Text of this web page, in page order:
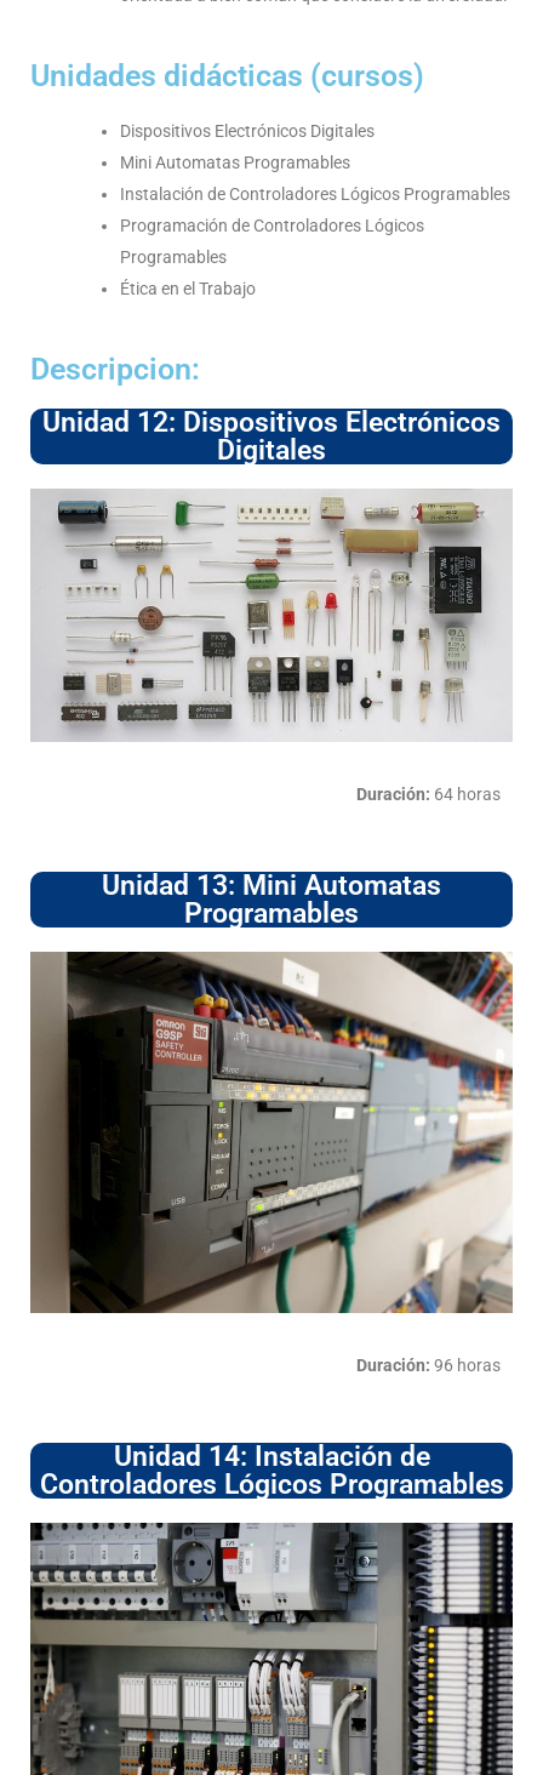
Unidades didácticas (cursos)
Dispositivos Electrónicos Digitales
Mini Automatas Programables
Instalación de Controladores Lógicos Programables
Programación de Controladores Lógicos
Programables
Ética en el Trabajo
Descripcion:
Unidad 12: Dispositivos Electrónicos
Digitales
Duración: 64 horas
Unidad 13: Mini Automatas
Programables
Duración: 96 horas
Unidad 14: Instalación de
Controladores Lógicos Programables